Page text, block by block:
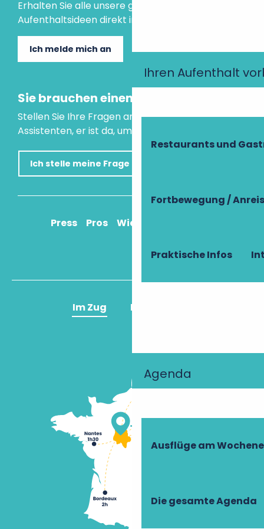
Ihren Aufenthalt
Restaurants und
Fortbewegung /
Praktische Infos
Agenda
Ausflüge am
Die gesamte Agenda
Erhalten Sie alle unsere guten Tipps und
Aufenthaltsideen direkt in Ihre Mailbox.
Ich melde mich an
Sie brauchen einen Rat?
Stellen Sie Ihre Fragen an unseren virtuellen
Assistenten, er ist da, um Ihnen zu helfen.
Ich stelle meine Frage
Press Pros Wie komme ich an?
Im Zug Im Flugzeug